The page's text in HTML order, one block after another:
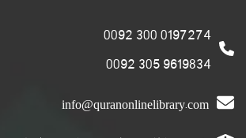
0197274 300 0092
9619834 305 0092
info@quranonlinelibrary.com